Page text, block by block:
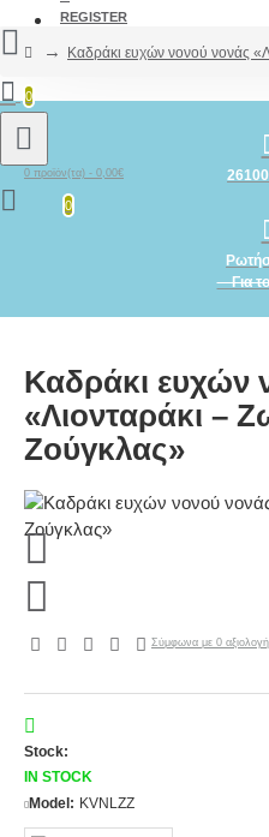
REGISTER
0
0 προϊόν(τα) - 0,00€
0
Καδράκι ευχών νονού νονάς
Για το
Καδράκι ευχών
«Λιονταράκι –
Ζούγκλας»
Σύμφωνα με 0
Stock:
IN STOCK
Model: KVNLZZ